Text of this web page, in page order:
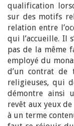
qualification
sur des motifs
relation entre
qui l’accueille. Il
pas de la même
employé du
d’un contrat de
religieuses, qui
démontre ainsi
revêt aux yeux
à un terme